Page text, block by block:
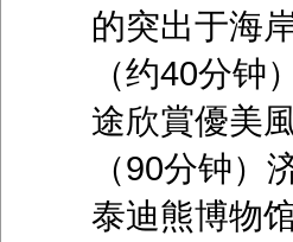
的突出于海
（约40分
途欣賞優美
（90分钟
泰迪熊博物